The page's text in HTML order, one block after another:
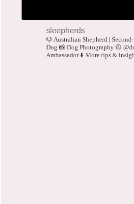
sleepherds
🐶 Australian Shepherd |
Dog 📸 Dog Photography🧥
Ambassador⬇️ More tips &